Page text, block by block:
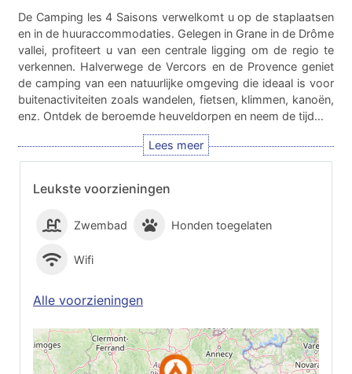
Leukste voorzieningen
Zwembad Honden toegelaten
Wifi
Alle voorzieningen
De Camping les 4 Saisons verwelkomt u op de staplaatsen
en in de huuraccommodaties. Gelegen in Grane in de Drôme
vallei, profiteert u van een centrale ligging om de regio te
verkennen. Halverwege de Vercors en de Provence geniet
de camping van een natuurlijke omgeving die ideaal is voor
buitenactiviteiten zoals wandelen, fietsen, klimmen, kanoën,
enz. Ontdek de beroemde heuveldorpen en neem de tijd…